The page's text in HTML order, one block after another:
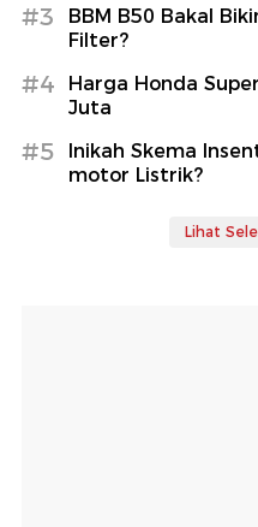
#3
BBM B50 Bakal
Filter?
#4
Harga Honda
Juta
#5
Inikah Skema
motor Listrik?
Lihat